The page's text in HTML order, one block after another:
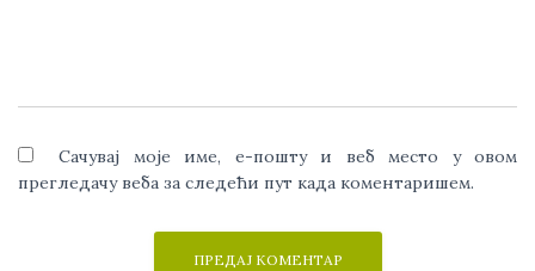
Сачувај моје име, е-пошту и веб место у овом
прегледачу веба за следећи пут када коментаришем.